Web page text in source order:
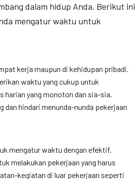
dalam hidup Anda. Berikut ini
mengatur waktu untuk
kerja maupun di kehidupan pribadi.
waktu yang cukup untuk
yang monoton dan sia-sia.
hindari menunda-nunda pekerjaan
mengatur waktu dengan efektif.
melakukan pekerjaan yang harus
kegiatan di luar pekerjaan seperti